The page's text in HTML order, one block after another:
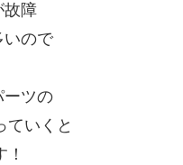
障
いので
ーツの
ていくと